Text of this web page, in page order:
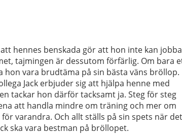
hennes benskada gör att hon inte kan jobba
tajmingen är dessutom förfärlig. Om bara
hon vara brudtäma på sin bästa väns bröllop.
Jack erbjuder sig att hjälpa henne med
tackar hon därför tacksamt ja. Steg för steg
att handla mindre om träning och mer om
varandra. Och allt ställs på sin spets när det
ska vara bestman på bröllopet.